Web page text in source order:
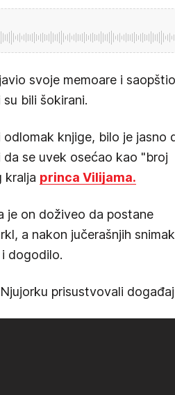
svoje memoare i
su bili šokirani.
knjige, bilo je jasno
se uvek osećao kao "broj
kralja princa Vilijama.
je on doživeo da postane
a nakon jučerašnjih
dogodilo.
prisustvovali